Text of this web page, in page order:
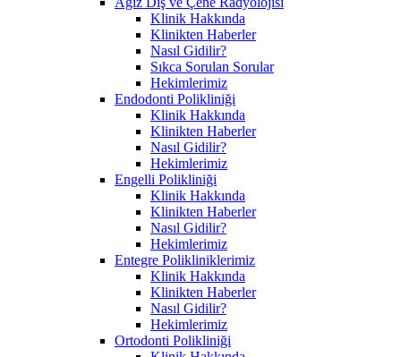
Klinik Hakkında
Klinikten Haberler
Nasıl Gidilir?
Sıkca Sorulan Sorular
Hekimlerimiz
Endodonti Polikliniği
Klinik Hakkında
Klinikten Haberler
Nasıl Gidilir?
Hekimlerimiz
Engelli Polikliniği
Klinik Hakkında
Klinikten Haberler
Nasıl Gidilir?
Hekimlerimiz
Entegre Polikliniklerimiz
Klinik Hakkında
Klinikten Haberler
Nasıl Gidilir?
Hekimlerimiz
Ortodonti Polikliniği